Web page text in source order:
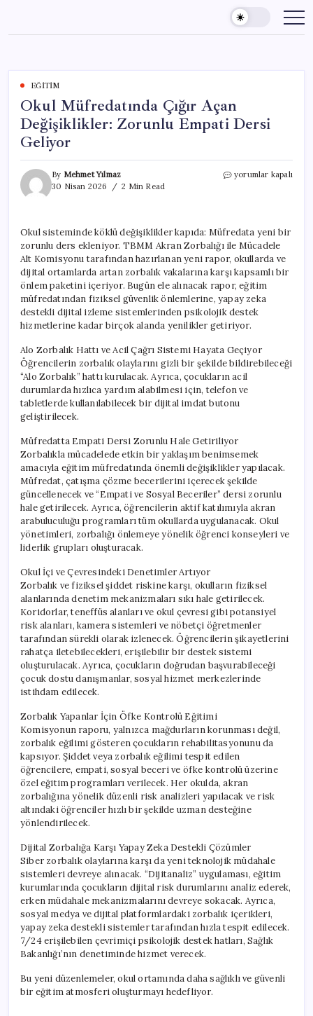
content
EĞITIM
Okul Müfredatında Çığır Açan
Değişiklikler: Zorunlu Empati Dersi
Geliyor
By Mehmet Yılmaz
30 Nisan 2026
2 Min Read
Okul
Zorunlu
Empati
Dersi
Geliyor
için
yorumlar kapalı
Okul sisteminde köklü değişiklikler kapıda: Müfredata yeni bir
zorunlu ders ekleniyor. TBMM Akran Zorbalığı ile Mücadele
Alt Komisyonu tarafından hazırlanan yeni rapor, okullarda ve
dijital ortamlarda artan zorbalık vakalarına karşı kapsamlı bir
önlem paketini içeriyor. Bugün ele alınacak rapor, eğitim
müfredatından fiziksel güvenlik önlemlerine, yapay zeka
destekli dijital izleme sistemlerinden psikolojik destek
hizmetlerine kadar birçok alanda yenilikler getiriyor.
Alo Zorbalık Hattı ve Acil Çağrı Sistemi Hayata Geçiyor
Öğrencilerin zorbalık olaylarını gizli bir şekilde bildirebileceği
“Alo Zorbalık” hattı kurulacak. Ayrıca, çocukların acil
durumlarda hızlıca yardım alabilmesi için, telefon ve
tabletlerde kullanılabilecek bir dijital imdat butonu
geliştirilecek.
Müfredatta Empati Dersi Zorunlu Hale Getiriliyor
Zorbalıkla mücadelede etkin bir yaklaşım benimsemek
amacıyla eğitim müfredatında önemli değişiklikler yapılacak.
Müfredat, çatışma çözme becerilerini içerecek şekilde
güncellenecek ve “Empati ve Sosyal Beceriler” dersi zorunlu
hale getirilecek. Ayrıca, öğrencilerin aktif katılımıyla akran
arabuluculuğu programları tüm okullarda uygulanacak. Okul
yönetimleri, zorbalığı önlemeye yönelik öğrenci konseyleri ve
liderlik grupları oluşturacak.
Okul İçi ve Çevresindeki Denetimler Artıyor
Zorbalık ve fiziksel şiddet riskine karşı, okulların fiziksel
alanlarında denetim mekanizmaları sıkı hale getirilecek.
Koridorlar, teneffüs alanları ve okul çevresi gibi potansiyel
risk alanları, kamera sistemleri ve nöbetçi öğretmenler
tarafından sürekli olarak izlenecek. Öğrencilerin şikayetlerini
rahatça iletebilecekleri, erişilebilir bir destek sistemi
oluşturulacak. Ayrıca, çocukların doğrudan başvurabileceği
çocuk dostu danışmanlar, sosyal hizmet merkezlerinde
istihdam edilecek.
Zorbalık Yapanlar İçin Öfke Kontrolü Eğitimi
Komisyonun raporu, yalnızca mağdurların korunması değil,
zorbalık eğilimi gösteren çocukların rehabilitasyonunu da
kapsıyor. Şiddet veya zorbalık eğilimi tespit edilen
öğrencilere, empati, sosyal beceri ve öfke kontrolü üzerine
özel eğitim programları verilecek. Her okulda, akran
zorbalığına yönelik düzenli risk analizleri yapılacak ve risk
altındaki öğrenciler hızlı bir şekilde uzman desteğine
yönlendirilecek.
Dijital Zorbalığa Karşı Yapay Zeka Destekli Çözümler
Siber zorbalık olaylarına karşı da yeni teknolojik müdahale
sistemleri devreye alınacak. “Dijitanaliz” uygulaması, eğitim
kurumlarında çocukların dijital risk durumlarını analiz ederek,
erken müdahale mekanizmalarını devreye sokacak. Ayrıca,
sosyal medya ve dijital platformlardaki zorbalık içerikleri,
yapay zeka destekli sistemler tarafından hızla tespit edilecek.
7/24 erişilebilen çevrimiçi psikolojik destek hatları, Sağlık
Bakanlığı’nın denetiminde hizmet verecek.
Bu yeni düzenlemeler, okul ortamında daha sağlıklı ve güvenli
bir eğitim atmosferi oluşturmayı hedefliyor.